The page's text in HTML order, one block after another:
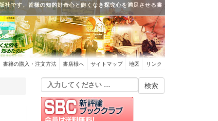
社です。皆様の知的好奇心と飽くなき探究心を満足させる書
書籍の購入・注文方法 書店様へ サイトマップ 地図 リンク